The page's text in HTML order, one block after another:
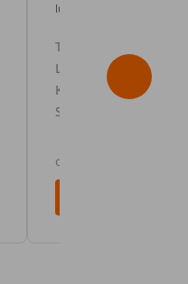
lub podobny - Segment
Typ silnika
Liczba drzwi
Klimatyzacja
Skrzynia biegów
od